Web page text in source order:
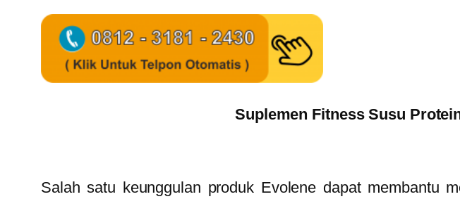
Suplemen Fitness Susu
Salah satu keunggulan produk Evolene dapat membantu